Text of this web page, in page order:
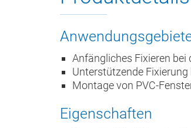
Anfängliches Fixieren bei
Unterstützende Fixierung
Montage von PVC-
Eigenschaften